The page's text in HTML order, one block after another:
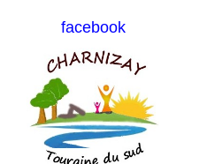
facebook